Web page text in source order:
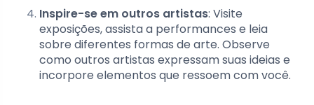
Inspire-se em outros artistas: Visite
exposições, assista a performances e leia
sobre diferentes formas de arte. Observe
como outros artistas expressam suas ideias e
incorpore elementos que ressoem com você.